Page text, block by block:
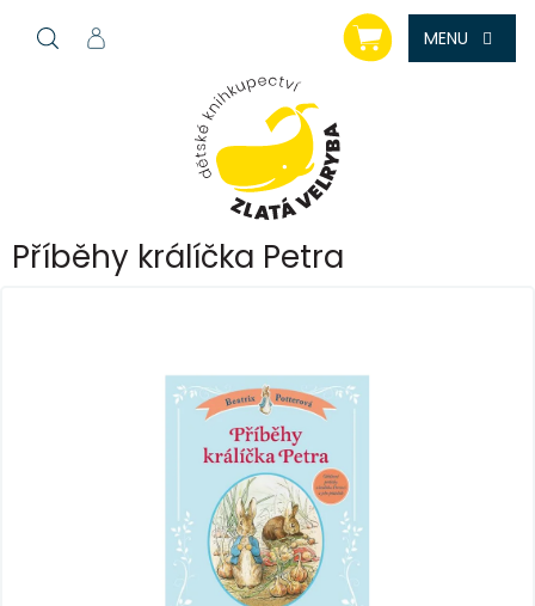
NÁKUPNÍ
KOŠÍK
Příběhy králíčka Petra